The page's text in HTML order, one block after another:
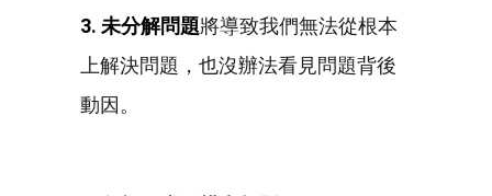
3. 未分解問題將導致我們無法從根本
上解決問題，也沒辦法看見問題背後
動因。